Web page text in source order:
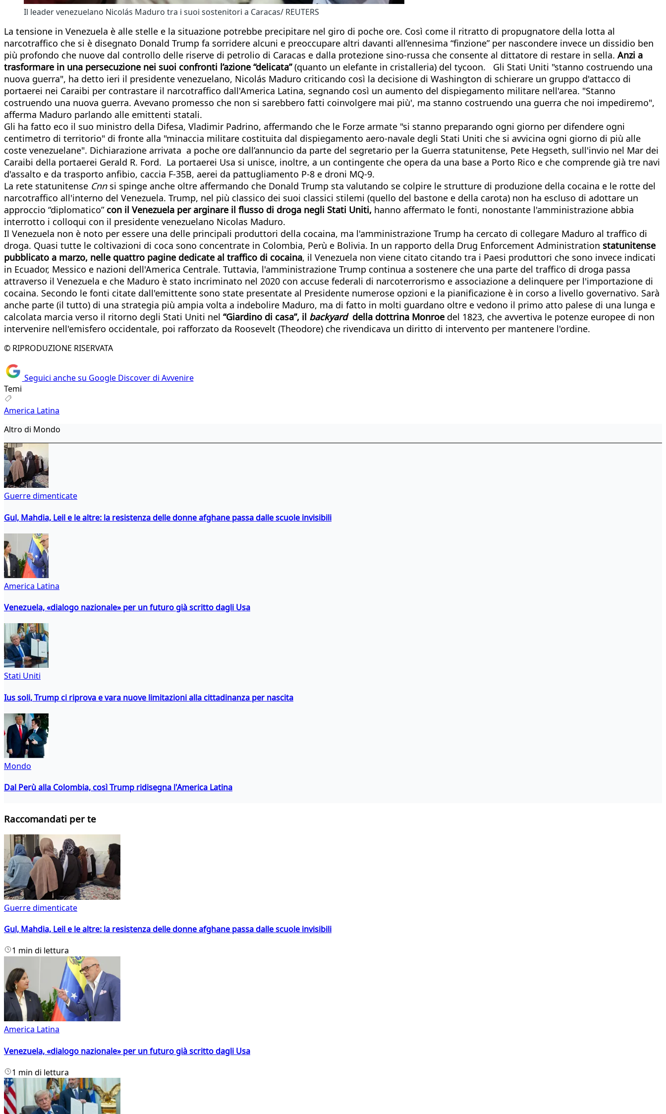
Il leader venezuelano Nicolás Maduro tra i suoi sostenitori a Caracas/ REUTERS
La tensione in Venezuela è alle stelle e la situazione potrebbe precipitare nel giro di poche ore. Così come il ritratto di propugnatore della lotta al
narcotraffico che si è disegnato Donald Trump fa sorridere alcuni e preoccupare altri davanti all’ennesima “finzione” per nascondere invece un dissidio ben
più profondo che nuove dal controllo delle riserve di petrolio di Caracas e dalla protezione sino-russa che consente al dittatore di restare in sella. Anzi a
trasformare in una persecuzione nei suoi confronti l’azione “delicata”(quanto un elefante in cristalleria) del tycoon. Gli Stati Uniti "stanno costruendo una
nuova guerra", ha detto ieri il presidente venezuelano, Nicolás Maduro criticando così la decisione di Washington di schierare un gruppo d'attacco di
portaerei nei Caraibi per contrastare il narcotraffico dall'America Latina, segnando così un aumento del dispiegamento militare nell'area. "Stanno
costruendo una nuova guerra. Avevano promesso che non si sarebbero fatti coinvolgere mai più', ma stanno costruendo una guerra che noi impediremo",
afferma Maduro parlando alle emittenti statali.
Gli ha fatto eco il suo ministro della Difesa, Vladimir Padrino, affermando che le Forze armate "si stanno preparando ogni giorno per difendere ogni
centimetro di territorio" di fronte alla "minaccia militare costituita dal dispiegamento aero-navale degli Stati Uniti che si avvicina ogni giorno di più alle
coste venezuelane". Dichiarazione arrivata a poche ore dall’annuncio da parte del segretario per la Guerra statunitense, Pete Hegseth, sull'invio nel Mar dei
Caraibi della portaerei Gerald R. Ford. La portaerei Usa si unisce, inoltre, a un contingente che opera da una base a Porto Rico e che comprende già tre navi
d'assalto e da trasporto anfibio, caccia F-35B, aerei da pattugliamento P-8 e droni MQ-9.
La rete statunitense Cnnsi spinge anche oltre affermando che Donald Trump sta valutando se colpire le strutture di produzione della cocaina e le rotte del
narcotraffico all'interno del Venezuela. Trump, nel più classico dei suoi classici stilemi (quello del bastone e della carota) non ha escluso di adottare un
approccio “diplomatico” con il Venezuela per arginare il flusso di droga negli Stati Uniti, hanno affermato le fonti, nonostante l'amministrazione abbia
interrotto i colloqui con il presidente venezuelano Nicolas Maduro.
Il Venezuela non è noto per essere una delle principali produttori della cocaina, ma l'amministrazione Trump ha cercato di collegare Maduro al traffico di
droga. Quasi tutte le coltivazioni di coca sono concentrate in Colombia, Perù e Bolivia. In un rapporto della Drug Enforcement Administration statunitense
pubblicato a marzo, nelle quattro pagine dedicate al traffico di cocaina, il Venezuela non viene citato citando tra i Paesi produttori che sono invece indicati
in Ecuador, Messico e nazioni dell'America Centrale. Tuttavia, l'amministrazione Trump continua a sostenere che una parte del traffico di droga passa
attraverso il Venezuela e che Maduro è stato incriminato nel 2020 con accuse federali di narcoterrorismo e associazione a delinquere per l'importazione di
cocaina. Secondo le fonti citate dall'emittente sono state presentate al Presidente numerose opzioni e la pianificazione è in corso a livello governativo. Sarà
anche parte (il tutto) di una strategia più ampia volta a indebolire Maduro, ma di fatto in molti guardano oltre e vedono il primo atto palese di una lunga e
calcolata marcia verso il ritorno degli Stati Uniti nel “Giardino di casa”, il backyard della dottrina Monroe del 1823, che avvertiva le potenze europee di non
intervenire nell'emisfero occidentale, poi rafforzato da Roosevelt (Theodore) che rivendicava un diritto di intervento per mantenere l'ordine.
© RIPRODUZIONE RISERVATA
Seguici anche su Google Discover di Avvenire
Temi
America Latina
Altro di Mondo
Guerre dimenticate
Gul, Mahdia, Leil e le altre: la resistenza delle donne afghane passa dalle scuole invisibili
America Latina
Venezuela, «dialogo nazionale» per un futuro già scritto dagli Usa
Stati Uniti
Ius soli, Trump ci riprova e vara nuove limitazioni alla cittadinanza per nascita
Mondo
Dal Perù alla Colombia, così Trump ridisegna l'America Latina
Raccomandati per te
Guerre dimenticate
Gul, Mahdia, Leil e le altre: la resistenza delle donne afghane passa dalle scuole invisibili
1 min di lettura
America Latina
Venezuela, «dialogo nazionale» per un futuro già scritto dagli Usa
1 min di lettura